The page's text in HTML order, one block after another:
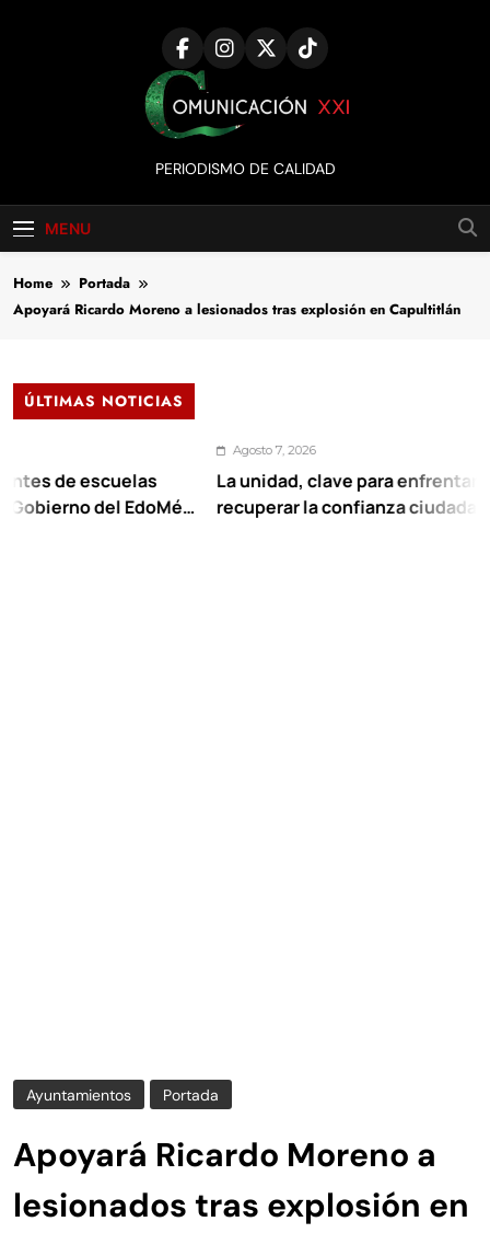
Comunicación
XXI
PERIODISMO DE CALIDAD
MENU
Home
Portada
Apoyará Ricardo Moreno a lesionados tras explosión en Capultitlán
ÚLTIMAS NOTICIAS
escuelas
del EdoMéx
Agosto 7, 2026
La unidad, clave para enfrentar los
recuperar la confianza ciudadana:
Ayuntamientos Portada
Apoyará Ricardo Moreno a
lesionados tras explosión en